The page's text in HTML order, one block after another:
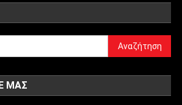
Αναζήτηση
για:
ΜΑΣ